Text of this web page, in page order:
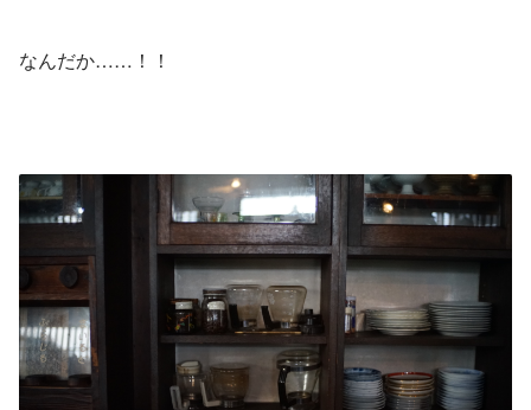
なんだか……！！